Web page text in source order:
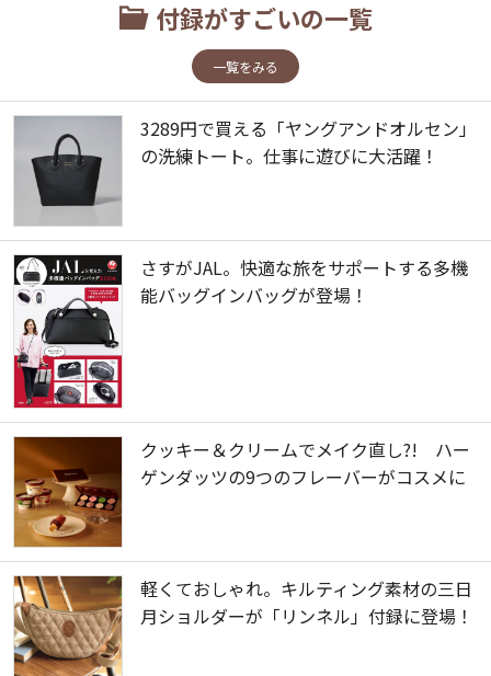
付録がすごいの一覧
一覧をみる
3289円で買える「ヤングアンドオルセン」
の洗練トート。仕事に遊びに大活躍！
さすがJAL。快適な旅をサポートする多機
能バッグインバッグが登場！
クッキー＆クリームでメイク直し?! ハー
ゲンダッツの9つのフレーバーがコスメに
軽くておしゃれ。キルティング素材の三日
月ショルダーが「リンネル」付録に登場！